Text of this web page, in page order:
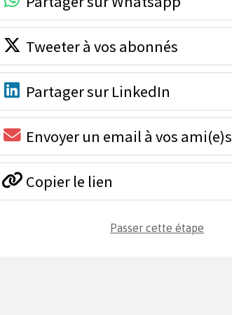
Tweeter à vos abonnés
Partager sur LinkedIn
Envoyer un email à vos ami(e)s
Copier le lien
Passer cette étape